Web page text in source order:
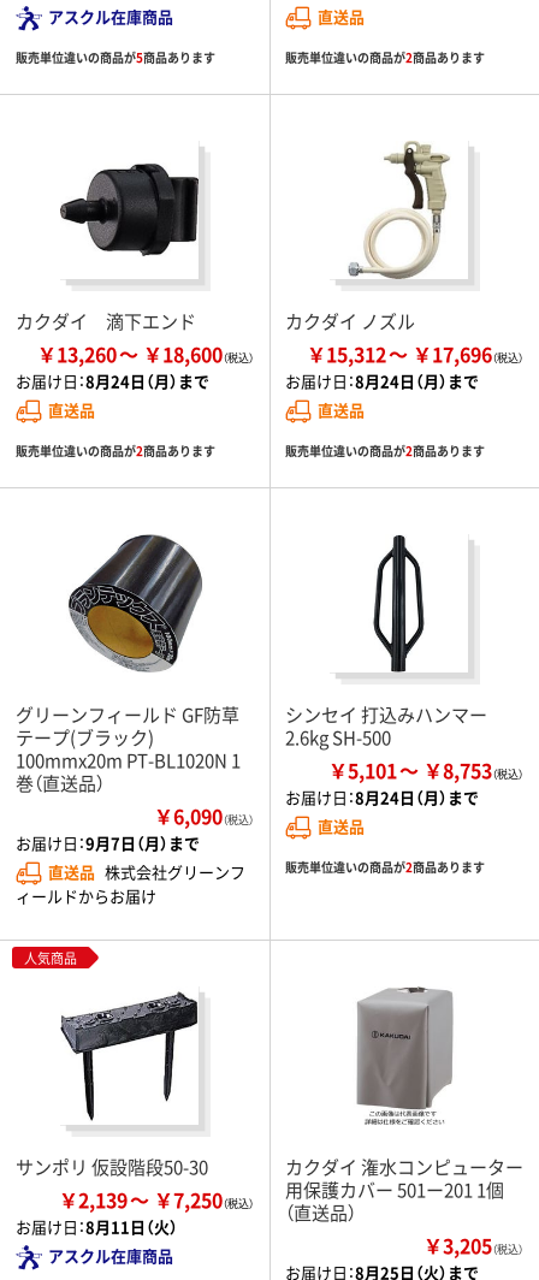
アスクル在庫商品
販売単位違いの商品が5商品あります
直送品
販売単位違いの商品が2商品あります
カクダイ 滴下エンド
￥13,260 ￥18,600
お届け日：8月24日（月）まで
直送品
販売単位違いの商品が2商品あります
カクダイ ノズル
￥15,312 ￥17,696
お届け日：8月24日（月）まで
直送品
販売単位違いの商品が2商品あります
グリーンフィールド GF防草
テープ(ブラック)
100mmx20m PT-BL1020N 1
巻（直送品）
￥6,090（税込）
お届け日：9月7日（月）まで
直送品 株式会社グリーンフ
ィールドからお届け
シンセイ 打込みハンマー
2.6kg SH-500
￥5,101 ￥8,753
お届け日：8月24日（月）まで
直送品
販売単位違いの商品が2商品あります
人気商品
サンポリ 仮設階段50-30
￥2,139 ￥7,250
お届け日：8月11日（火）
アスクル在庫商品
カクダイ 潅水コンピューター
用保護カバー 501ー201 1個
（直送品）
￥3,205（税込）
お届け日：8月25日（火）まで